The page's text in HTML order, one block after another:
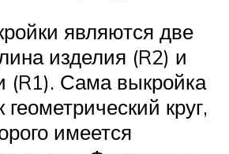
являются две
изделия (R2) и
(R1). Сама выкройка
геометрический круг,
имеется